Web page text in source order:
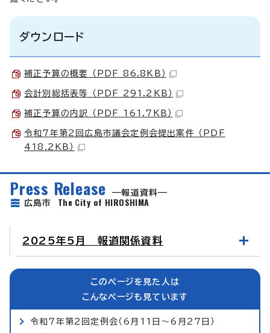
ダウンロード
補正予算の概要 （PDF 86.8KB）
会計別総括表等 （PDF 291.2KB）
補正予算の内訳 （PDF 161.7KB）
令和7年第2回広島市議会定例会提出案件 （PDF
418.2KB）
Press Release
報道資料
広島市 The City of HIROSHIMA
2025年5月 報道関係資料
このページを見た人は
こんなページも見ています
令和7年第2回定例会（6月11日～6月27日）